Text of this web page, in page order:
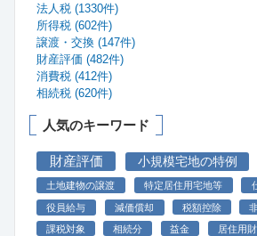
法人税 (1330件)
所得税 (602件)
譲渡・交換 (147件)
財産評価 (482件)
消費税 (412件)
相続税 (620件)
人気のキーワード
財産評価 小規模宅地の特例
土地建物の譲渡 特定居住用宅地等
役員給与 減価償却 税額控除
課税対象
相続分 益金 居住用